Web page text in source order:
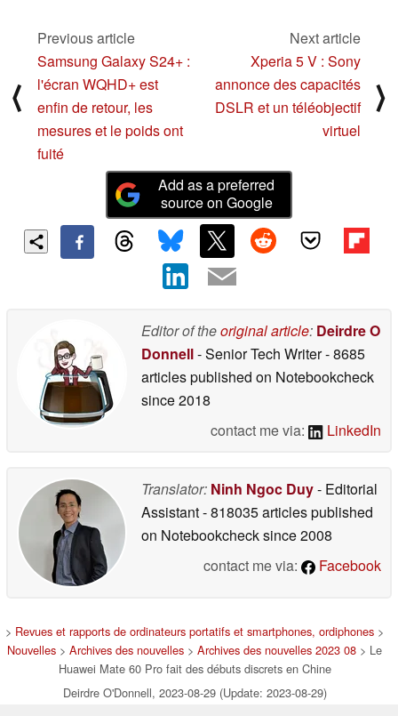
⟨
Previous article
Samsung Galaxy S24+ :
l'écran WQHD+ est
enfin de retour, les
mesures et le poids ont
fuité
Next article
Xperia 5 V : Sony
annonce des capacités
DSLR et un téléobjectif
virtuel
⟩
Add as a preferred
source on Google
Editor of theoriginal article: Deirdre O
Donnell- Senior Tech Writer- 8685
articles published on Notebookcheck
since 2018
contact me via:
LinkedIn
Translator: Ninh Ngoc Duy- Editorial
Assistant- 818035 articles published
on Notebookchecksince 2008
contact me via:
Facebook
> Revues et rapports de ordinateurs portatifs et smartphones, ordiphones >
Nouvelles > Archives des nouvelles > Archives des nouvelles 2023 08 > Le
Huawei Mate 60 Pro fait des débuts discrets en Chine
Deirdre O'Donnell, 2023-08-29 (Update: 2023-08-29)